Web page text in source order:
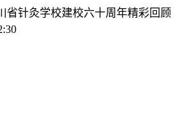
省针灸学校建校六十周年精彩回顾